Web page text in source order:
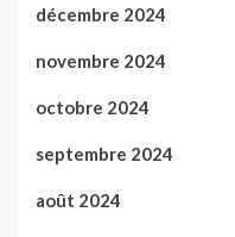
décembre 2024
novembre 2024
octobre 2024
septembre 2024
août 2024